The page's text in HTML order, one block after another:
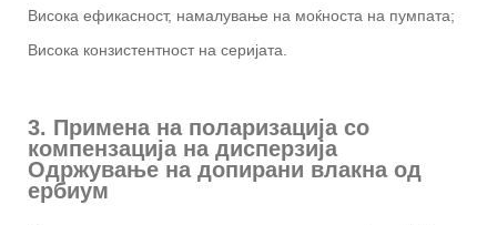
Висока ефикасност, намалување на моќноста на пумпата;
Висока конзистентност на серијата.
3. Примена на поларизација со
компензација на дисперзија
Одржување на допирани влакна од
ербиум